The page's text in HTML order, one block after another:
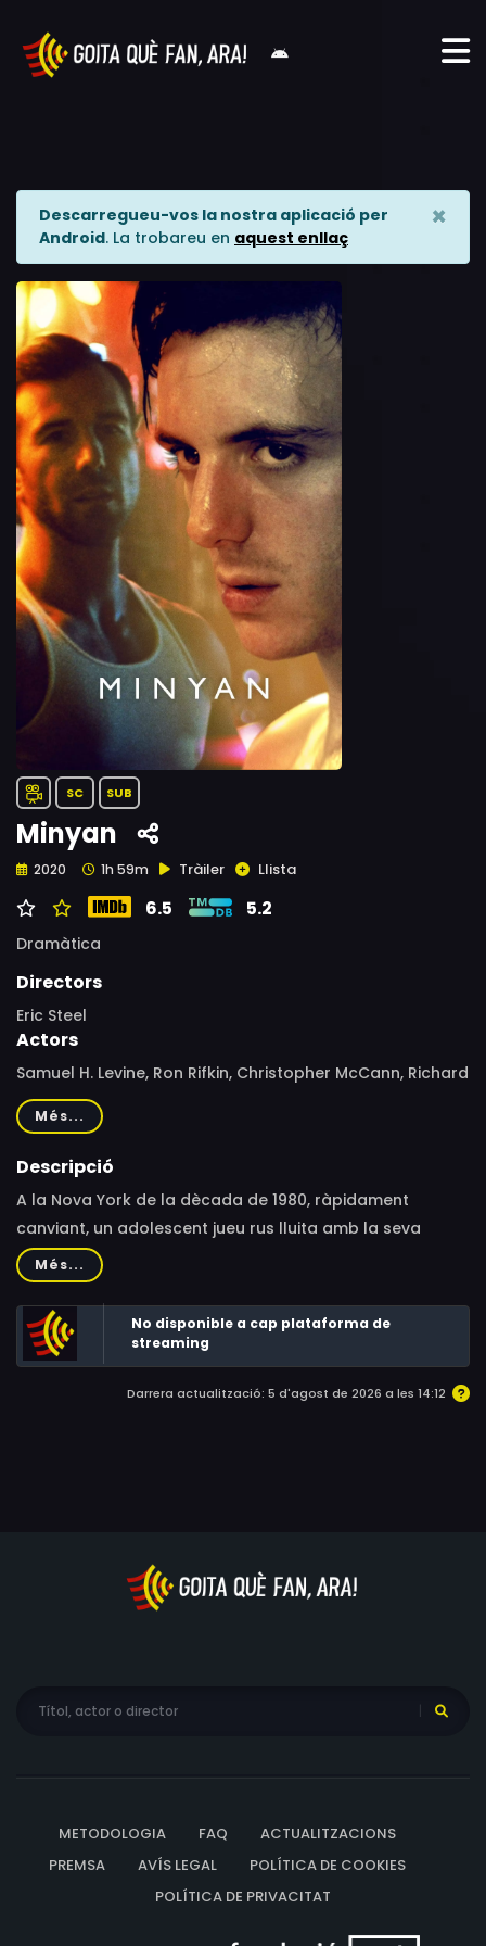
Descarregueu-vos la nostra aplicació per
Android. La trobareu en aquest enllaç
×
SC SUB
Minyan
2020 1h 59m Tràiler Llista
6.5 5.2
Dramàtica
Directors
Eric Steel
Actors
Samuel H. Levine, Ron Rifkin, Christopher McCann, Richard
Topol, Mark Margolis, Brooke Bloom, Alex Hurt, Carson
Meyer, Zane Pais, Eleanor Reissa, Gera Sandler, Michael
Broadhurst, Lawrence Jansen, Chris Perfetti, Chinaza
Elizabeth Loyacano, Amir Levy, Mark Bruk, Riley Barnes,
Drew Reade, Sacha Seberg, Peter Von Berg
Més...
Descripció
A la Nova York de la dècada de 1980, ràpidament
canviant, un adolescent jueu rus lluita amb la seva
identitat, fe i sexualitat. Tot això sembla irreconciliable
fins que es fa un amic de dos homes dins de l'armari,
que viuen en el complex d'habitatges per a persones
majors del seu avi.
Més...
No disponible a cap plataforma de
streaming
Darrera actualització: 5 d'agost de 2026 a les 14:12
METODOLOGIA FAQ
ACTUALITZACIONS
PREMSA
AVÍS LEGAL
POLÍTICA DE COOKIES
POLÍTICA DE PRIVACITAT